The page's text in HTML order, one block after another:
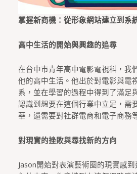
掌握新商機：從形象網站建立到系
高中生活的開始與興趣的追尋
在台中市青年高中電影電視科，我
他的高中生活。他出於對電影與電
系，並在學習的過程中得到了滿足
認識到想要在這個行業中立足，需
華，還需要對社群電商和電子商務
對現實的挫敗與尋找新的方向
Jason開始對表演藝術圈的現實感